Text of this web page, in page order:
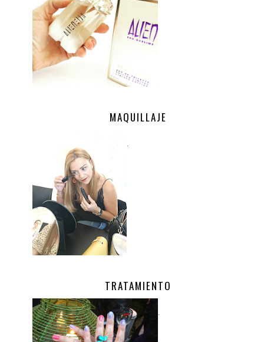
MAQUILLAJE
TRATAMIENTO